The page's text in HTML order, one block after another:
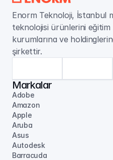
Enorm Teknoloji, İstanbul
teknolojisi ürünlerini
kurumlarına ve
şirkettir.
Markalar
Adobe
Amazon
Apple
Aruba
Asus
Autodesk
Barracuda